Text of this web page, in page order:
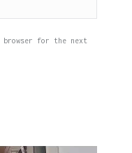
browser for the next